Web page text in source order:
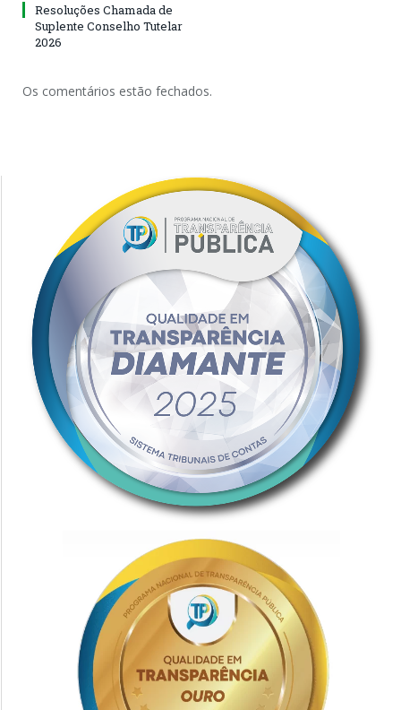
Resoluções Chamada de
Suplente Conselho Tutelar
2026
Os comentários estão fechados.